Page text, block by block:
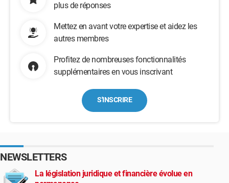
plus de réponses
Mettez en avant votre expertise et aidez les
autres membres
Profitez de nombreuses fonctionnalités
supplémentaires en vous inscrivant
S'INSCRIRE
NEWSLETTERS
La législation juridique et financière évolue en